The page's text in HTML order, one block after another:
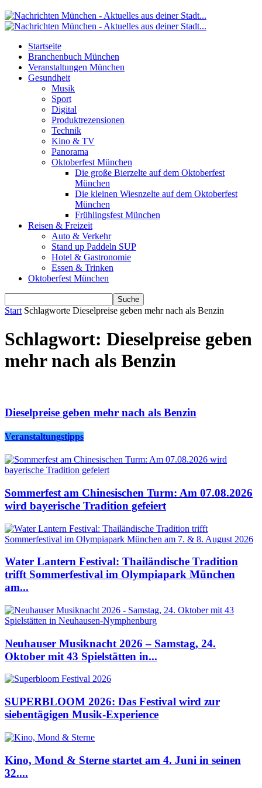
Startseite
Branchenbuch München
Veranstaltungen München
Gesundheit
Musik
Sport
Digital
Produktrezensionen
Technik
Kino & TV
Panorama
Oktoberfest München
Die große Bierzelte auf dem Oktoberfest
München
Die kleinen Wiesnzelte auf dem Oktoberfest
München
Frühlingsfest München
Reisen & Freizeit
Auto & Verkehr
Stand up Paddeln SUP
Hotel & Gastronomie
Essen & Trinken
Oktoberfest München
Start Schlagworte Dieselpreise geben mehr nach als Benzin
Schlagwort: Dieselpreise geben
mehr nach als Benzin
Dieselpreise geben mehr nach als Benzin
Veranstaltungstipps
Sommerfest am Chinesischen Turm: Am 07.08.2026
wird bayerische Tradition gefeiert
Water Lantern Festival: Thailändische Tradition
trifft Sommerfestival im Olympiapark München
am...
Neuhauser Musiknacht 2026 – Samstag, 24.
Oktober mit 43 Spielstätten in...
SUPERBLOOM 2026: Das Festival wird zur
siebentägigen Musik-Experience
Kino, Mond & Sterne startet am 4. Juni in seinen
32....